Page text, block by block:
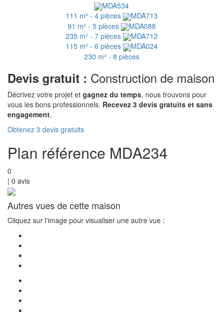
MDA534
111 m² - 4 pièces
MDA713
91 m² - 5 pièces
MDA088
235 m² - 7 pièces
MDA712
115 m² - 6 pièces
MDA024
230 m² - 8 pièces
Devis gratuit : Construction de maison
Décrivez votre projet et gagnez du temps, nous trouvons pour
vous les bons professionnels. Recevez 3 devis gratuits et sans
engagement.
Obtenez 3 devis gratuits
Plan référence MDA234
0
| 0 avis
Autres vues de cette maison
Cliquez sur l'image pour visualiser une autre vue :